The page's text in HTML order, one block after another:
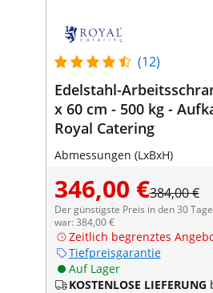
(12)
Edelstahl-
x 60 cm - 500 kg -
Royal Catering
Abmessungen (LxBxH)
346,00 €384,00 €
Der günstigste Preis in den 30
war: 384,00 €
Zeitlich begrenztes
Tiefpreisgarantie
Auf Lager
KOSTENLOSE LIEFERUNG